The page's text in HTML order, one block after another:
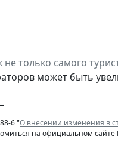
только самого
может быть
6 "О внесении изменения в
на официальном сайте